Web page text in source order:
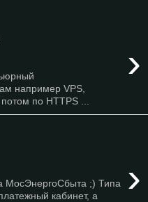
›
например VPS,
по HTTPS ...
›
МосЭнергоСбыта ;) Типа
кабинет, а